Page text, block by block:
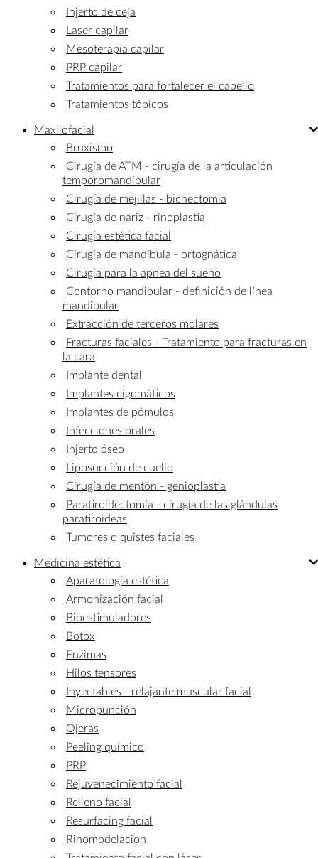
Injerto de ceja
Laser capilar
Mesoterapia capilar
PRP capilar
Tratamientos para fortalecer el cabello
Tratamientos tópicos
Maxilofacial
Bruxismo
Cirugía de ATM - cirugía de la articulación
temporomandibular
Cirugía de mejillas - bichectomía
Cirugía de nariz - rinoplastia
Cirugía estética facial
Cirugía de mandíbula - ortognática
Cirugía para la apnea del sueño
Contorno mandibular - definición de línea
mandibular
Extracción de terceros molares
Fracturas faciales - Tratamiento para fracturas en
la cara
Implante dental
Implantes cigomáticos
Implantes de pómulos
Infecciones orales
Injerto óseo
Liposucción de cuello
Cirugía de mentón - genioplastia
Paratiroidectomía - cirugía de las glándulas
paratiroideas
Tumores o quistes faciales
Medicina estética
Aparatología estética
Armonización facial
Bioestimuladores
Botox
Enzimas
Hilos tensores
Inyectables - relajante muscular facial
Micropunción
Ojeras
Peeling químico
PRP
Rejuvenecimiento facial
Relleno facial
Resurfacing facial
Rinomodelacion